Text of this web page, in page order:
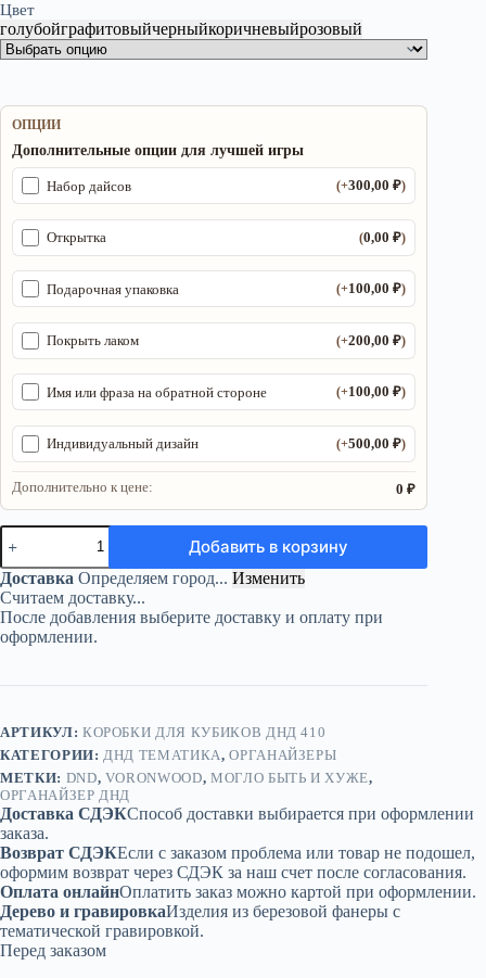
Цвет
голубойграфитовыйчерныйкоричневыйрозовый
ОПЦИИ
Дополнительные опции для лучшей игры
Набор дайсов (+300,00₽)
Открытка (0,00₽)
Подарочная упаковка (+100,00₽)
Покрыть лаком (+200,00₽)
Имя или фраза на обратной стороне (+100,00₽)
Индивидуальный дизайн (+500,00₽)
Дополнительно к цене: 0 ₽
Количество
товара
Органайзер
ДнД
«Могло
быть
и
Добавить в корзину
Доставка Определяем город... Изменить
Считаем доставку...
После добавления выберите доставку и оплату при
оформлении.
АРТИКУЛ: КОРОБКИ ДЛЯ КУБИКОВ ДНД 410
КАТЕГОРИИ: ДНД ТЕМАТИКА,ОРГАНАЙЗЕРЫ
МЕТКИ: DND, VORONWOOD, МОГЛО БЫТЬ И ХУЖЕ,
ОРГАНАЙЗЕР ДНД
Доставка СДЭКСпособ доставки выбирается при оформлении
заказа.
Возврат СДЭКЕсли с заказом проблема или товар не подошел,
оформим возврат через СДЭК за наш счет после согласования.
Оплата онлайнОплатить заказ можно картой при оформлении.
Дерево и гравировкаИзделия из березовой фанеры с
тематической гравировкой.
Перед заказом